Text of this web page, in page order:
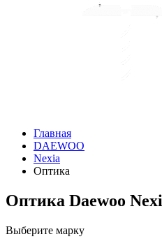
Главная
DAEWOO
Nexia
Оптика
Оптика Daewoo
Выберите марку